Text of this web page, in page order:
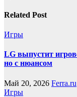
Related Post
Игры
LG выпустит
но с нюансом
Май 20, 2026 Ferra.ru
Игры